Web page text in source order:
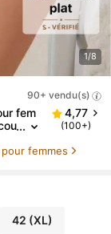
1/8
90+ vendu(s)
fem
4,77
(100+)
femmes
42 (XL)